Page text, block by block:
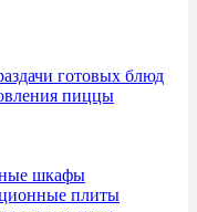
готовых блюд
пиццы
шкафы
плиты